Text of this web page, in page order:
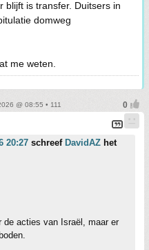
blijft is transfer. Duitsers in
domweg
me weten.
@ 08:55 • 111
20:27 schreef DavidAZ het
de acties van Israël, maar er